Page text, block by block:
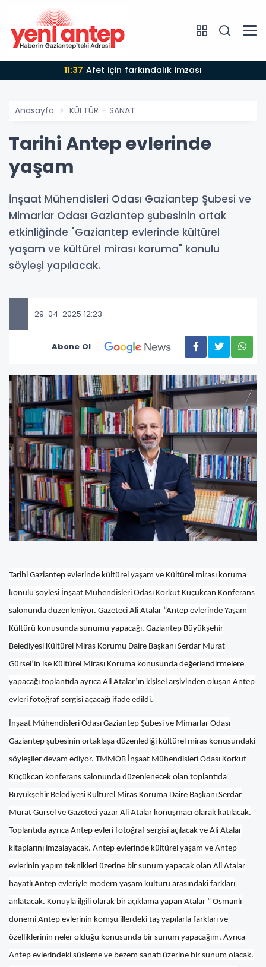
11:37 Afet için farkındalık imzası
Anasayfa KÜLTÜR - SANAT
Tarihi Antep evlerinde
yaşam
İnşaat Mühendisleri Odası Gaziantep Şubesi ve
Mimarlar Odası Gaziantep şubesinin ortak
etkinliğinde "Gaziantep evlerinde kültürel
yaşam ve kültürel mirası koruma" konulu
söyleşi yapılacak.
29-04-2025 12:23
Abone Ol
Tarihi Gaziantep evlerinde kültürel yaşam ve Kültürel mirası koruma
konulu şöylesi İnşaat Mühendisleri Odası Korkut Küçükcan Konferans
salonunda düzenleniyor. Gazeteci Ali Atalar “Antep evlerinde Yaşam
Kültürü konusunda sunumu yapacağı, Gaziantep Büyükşehir
Belediyesi Kültürel Miras Korumu Daire Başkanı Serdar Murat
Gürsel’in ise Kültürel Mirası Koruma konusunda değerlendirmelere
yapacağı toplantıda ayrıca Ali Atalar’ın kişisel arşivinden oluşan Antep
evleri fotoğraf sergisi açacağı ifade edildi.
İnşaat Mühendisleri Odası Gaziantep Şubesi ve Mimarlar Odası
Gaziantep şubesinin ortaklaşa düzenlediği kültürel miras konusundaki
söyleşiler devam ediyor. TMMOB İnşaat Mühendisleri Odası Korkut
Küçükcan konferans salonunda düzenlenecek olan toplantıda
Büyükşehir Belediyesi Kültürel Miras Koruma Daire Başkanı Serdar
Murat Gürsel ve Gazeteci yazar Ali Atalar konuşmacı olarak katılacak.
Toplantıda ayrıca Antep evleri fotoğraf sergisi açılacak ve Ali Atalar
kitaplarını imzalayacak. Antep evlerinde kültürel yaşam ve Antep
evlerinin yapım teknikleri üzerine bir sunum yapacak olan Ali Atalar
hayatlı Antep evleriyle modern yaşam kültürü arasındaki farkları
anlatacak. Konuyla ilgili olarak bir açıklama yapan Atalar “ Osmanlı
dönemi Antep evlerinin komşu illerdeki taş yapılarla farkları ve
özelliklerinin neler olduğu konusunda bir sunum yapacağım. Ayrıca
Antep evlerindeki süsleme ve bezem sanatı üzerine bir sunum olacak.